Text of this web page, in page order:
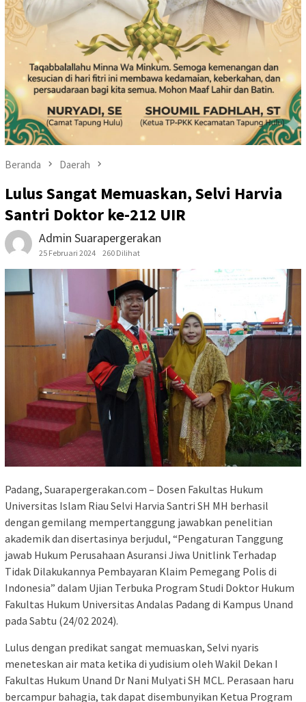
Beranda Daerah
Lulus Sangat Memuaskan, Selvi Harvia
Santri Doktor ke-212 UIR
Admin Suarapergerakan
25 Februari 2024 260 Dilihat
Padang, Suarapergerakan.com – Dosen Fakultas Hukum
Universitas Islam Riau Selvi Harvia Santri SH MH berhasil
dengan gemilang mempertanggung jawabkan penelitian
akademik dan disertasinya berjudul, “Pengaturan Tanggung
jawab Hukum Perusahaan Asuransi Jiwa Unitlink Terhadap
Tidak Dilakukannya Pembayaran Klaim Pemegang Polis di
Indonesia” dalam Ujian Terbuka Program Studi Doktor Hukum
Fakultas Hukum Universitas Andalas Padang di Kampus Unand
pada Sabtu (24/02 2024).
Lulus dengan predikat sangat memuaskan, Selvi nyaris
meneteskan air mata ketika di yudisium oleh Wakil Dekan I
Fakultas Hukum Unand Dr Nani Mulyati SH MCL. Perasaan haru
bercampur bahagia, tak dapat disembunyikan Ketua Program